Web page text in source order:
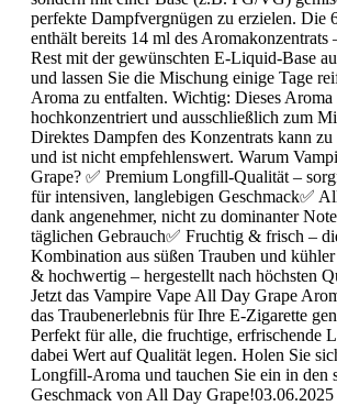
perfekte Dampfvergnügen zu erzielen. Die
enthält bereits 14 ml des Aromakonzentrats
Rest mit der gewünschten E-Liquid-Base
und lassen Sie die Mischung einige Tage
Aroma zu entfalten. Wichtig: Dieses Aroma
hochkonzentriert und ausschließlich zum
Direktes Dampfen des Konzentrats kann
und ist nicht empfehlenswert. Warum
Grape? ✅ Premium Longfill-Qualität –
für intensiven, langlebigen Geschmack✅
dank angenehmer, nicht zu dominanter
täglichen Gebrauch✅ Fruchtig & frisch –
Kombination aus süßen Trauben und
& hochwertig – hergestellt nach höchsten
Jetzt das Vampire Vape All Day Grape
das Traubenerlebnis für Ihre E-Zigarette
Perfekt für alle, die fruchtige, erfrischende
dabei Wert auf Qualität legen. Holen Sie
Longfill-Aroma und tauchen Sie ein in den
Geschmack von All Day Grape!03.06.2025